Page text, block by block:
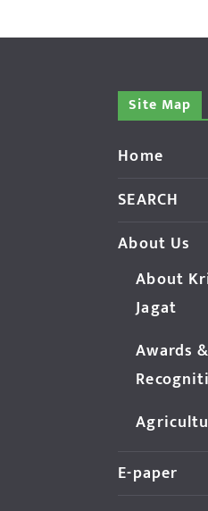
Site Map
Home
SEARCH
About Us
About
Jagat
Awards &
E-paper